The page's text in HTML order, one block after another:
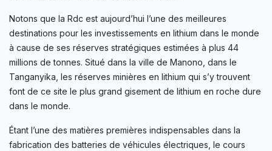
Notons que la Rdc est aujourd’hui l’une des meilleures
destinations pour les investissements en lithium dans le monde
à cause de ses réserves stratégiques estimées à plus 44
millions de tonnes. Situé dans la ville de Manono, dans le
Tanganyika, les réserves minières en lithium qui s’y trouvent
font de ce site le plus grand gisement de lithium en roche dure
dans le monde.
Étant l’une des matières premières indispensables dans la
fabrication des batteries de véhicules électriques, le cours